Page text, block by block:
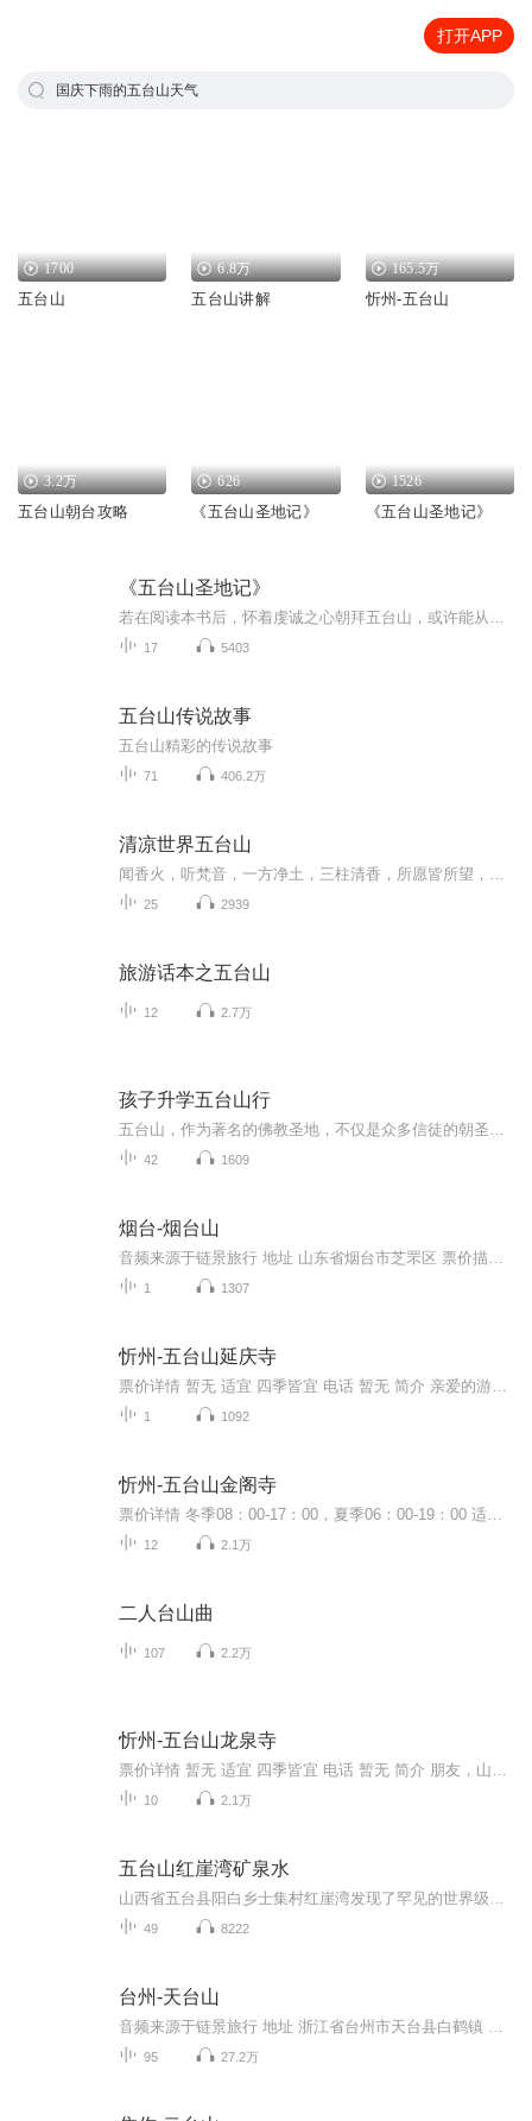
打开APP
国庆下雨的五台山天气
1700
五台山
6.8万
五台山讲解
165.5万
忻州-五台山
3.2万
五台山朝台攻略
626
《五台山圣地记》
1526
《五台山圣地记》
《五台山圣地记》
17 5403
五台山传说故事
五台山精彩的传说故事
71 406.2万
清凉世界五台山
25 2939
旅游话本之五台山
12 2.7万
孩子升学五台山行
42 1609
烟台-烟台山
1 1307
忻州-五台山延庆寺
1 1092
忻州-五台山金阁寺
12 2.1万
二人台山曲
107 2.2万
忻州-五台山龙泉寺
10 2.1万
五台山红崖湾矿泉水
49 8222
台州-天台山
95 27.2万